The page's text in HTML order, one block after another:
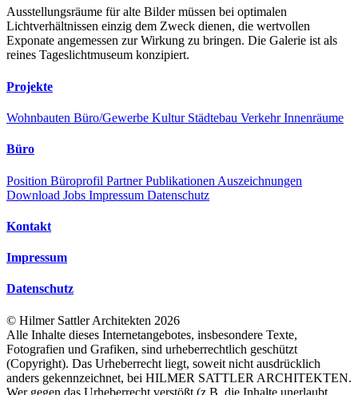
Ausstellungsräume für alte Bilder müssen bei optimalen
Lichtverhältnissen einzig dem Zweck dienen, die wertvollen
Exponate angemessen zur Wirkung zu bringen. Die Galerie ist als
reines Tageslichtmuseum konzipiert.
Projekte
Wohnbauten Büro/Gewerbe Kultur Städtebau VerkehrInnenräume
Büro
Position Büroprofil PartnerPublikationen Auszeichnungen
Download Jobs Impressum Datenschutz
Kontakt
Impressum
Datenschutz
© Hilmer Sattler Architekten 2026
Alle Inhalte dieses Internetangebotes, insbesondere Texte,
Fotografien und Grafiken, sind urheberrechtlich geschützt
(Copyright). Das Urheberrecht liegt, soweit nicht ausdrücklich
anders gekennzeichnet, bei HILMER SATTLER ARCHITEKTEN.
Wer gegen das Urheberrecht verstößt (z.B. die Inhalte unerlaubt